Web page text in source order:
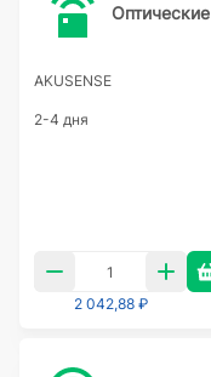
AKUSENSE
2-4 дня
2 042,88 ₽